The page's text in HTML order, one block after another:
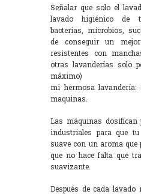
Señalar que solo el
lavado higiénico de
bacterias, microbios,
de conseguir un
resistentes con
otras lavanderías solo
máximo)
mi hermosa
maquinas.
Las máquinas dosifican
industriales para que
suave con un aroma que
que no hace falta que
suavizante.
Después de cada